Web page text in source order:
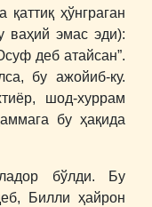
ҳўнграган
ваҳий эмас эди):
деб атайсан”.
бу ажойиб-ку.
шод-хуррам
бу ҳақида
бўлди. Бу
Билли ҳайрон